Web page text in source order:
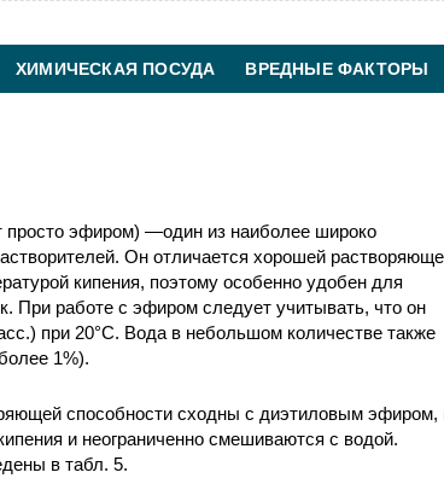
ХИМИЧЕСКАЯ ПОСУДА ВРЕДНЫЕ ФАКТОРЫ
просто эфиром) —один из наиболее широко
Он отличается хорошей
кипения, поэтому особенно удобен для
При работе с эфиром следует учитывать, что он
при 20°C. Вода в небольшом количестве также
1%).
способности сходны с диэтиловым эфиром,
и неограниченно смешиваются с водой.
в табл. 5.